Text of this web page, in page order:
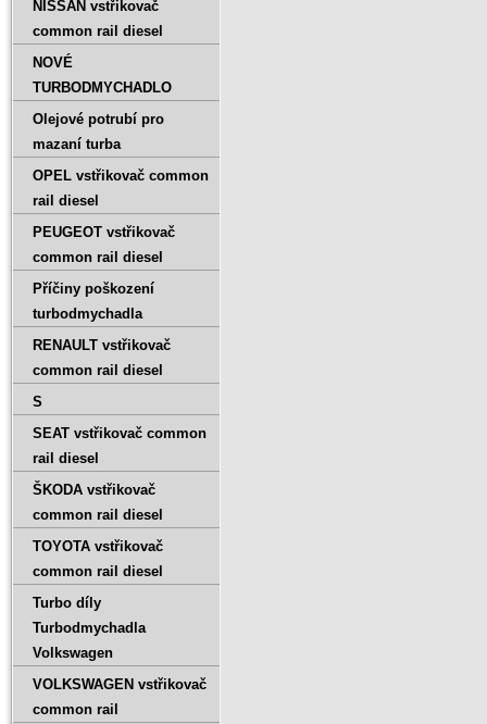
NISSAN vstřikovač
common rail diesel
NOVÉ
TURBODMYCHADLO
Olejové potrubí pro
mazaní turba
OPEL vstřikovač common
rail diesel
PEUGEOT vstřikovač
common rail diesel
Příčiny poškození
turbodmychadla
RENAULT vstřikovač
common rail diesel
S
SEAT vstřikovač common
rail diesel
ŠKODA vstřikovač
common rail diesel
TOYOTA vstřikovač
common rail diesel
Turbo díly
Turbodmychadla
Volkswagen
VOLKSWAGEN vstřikovač
common rail